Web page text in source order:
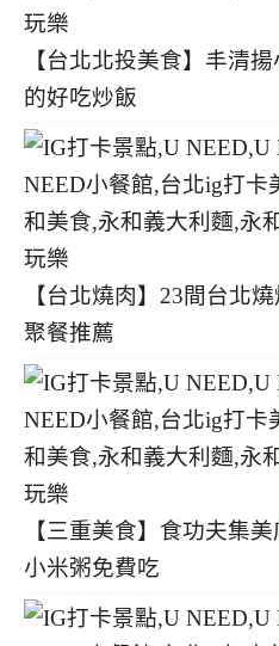
【台北北投美食】丰清
的好吃炒飯
【台北燒肉】23間台北
聚餐推薦
【三重美食】食功夫集
小米粥免費吃